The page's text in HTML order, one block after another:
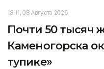
18:11, 08 Августа 2026
Почти 50 тысяч
Каменогорска
тупике»